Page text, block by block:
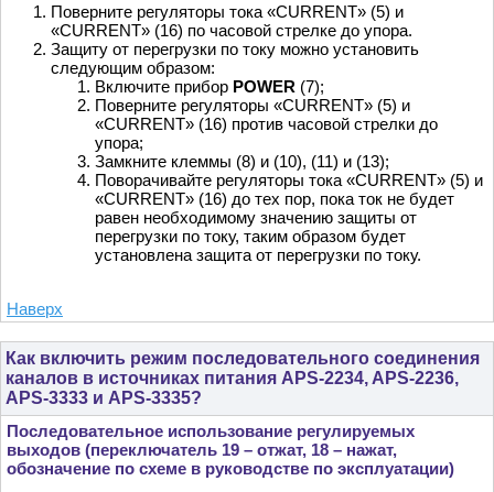
Поверните регуляторы тока «CURRENT» (5) и
«CURRENT» (16) по часовой стрелке до упора.
Защиту от перегрузки по току можно установить
следующим образом:
Включите прибор POWER (7);
Поверните регуляторы «CURRENT» (5) и
«CURRENT» (16) против часовой стрелки до
упора;
Замкните клеммы (8) и (10), (11) и (13);
Поворачивайте регуляторы тока «CURRENT» (5) и
«CURRENT» (16) до тех пор, пока ток не будет
равен необходимому значению защиты от
перегрузки по току, таким образом будет
установлена защита от перегрузки по току.
Наверх
Как включить режим последовательного соединения
каналов в источниках питания APS-2234, APS-2236,
APS-3333 и APS-3335?
Последовательное использование регулируемых
выходов (переключатель 19 – отжат, 18 – нажат,
обозначение по схеме в руководстве по эксплуатации)